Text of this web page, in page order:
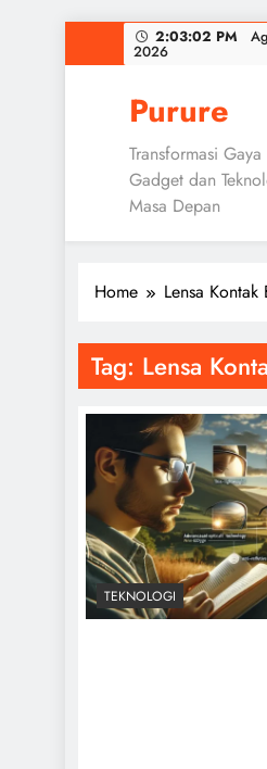
to
2:03:03 PM
2026
Purure
Transformasi
Gadget dan
Masa Depan
Home Lensa
Tag: Lensa
TEKNOLOGI